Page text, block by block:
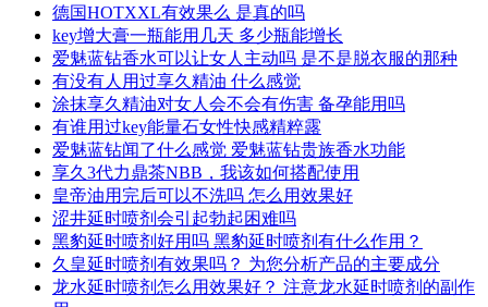
德国HOTXXL有效果么 是真的吗
key增大膏一瓶能用几天 多少瓶能增长
爱魅蓝钻香水可以让女人主动吗 是不是脱衣服的那种
有没有人用过享久精油 什么感觉
涂抹享久精油对女人会不会有伤害 备孕能用吗
有谁用过key能量石女性快感精粹露
爱魅蓝钻闻了什么感觉 爱魅蓝钻贵族香水功能
享久3代力鼎茶NBB，我该如何搭配使用
皇帝油用完后可以不洗吗 怎么用效果好
涩井延时喷剂会引起勃起困难吗
黑豹延时喷剂好用吗 黑豹延时喷剂有什么作用？
久皇延时喷剂有效果吗？ 为您分析产品的主要成分
龙水延时喷剂怎么用效果好？ 注意龙水延时喷剂的副作